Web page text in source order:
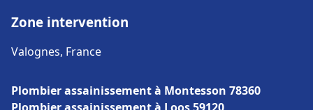
Zone intervention
Valognes, France
Plombier assainissement à Montesson 78360